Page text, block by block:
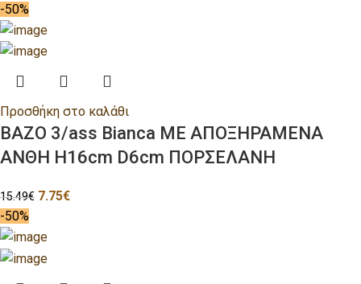
-50%
Προσθήκη στο καλάθι
ΒΑΖΟ 3/ass Bianca ΜΕ ΑΠΟΞΗΡΑΜΕΝΑ
ΑΝΘΗ H16cm D6cm ΠΟΡΣΕΛΑΝΗ
15.49€ 7.75€
-50%